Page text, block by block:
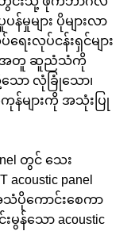
မှုများ ပိုများလာ
ေးလုပ်ငန်းရှင်များ
နှင့်အတူ ဆူညံသံကို
သော လုံခြုံသော၊
များကို အသုံးပြု
တွင် သေး
acoustic panel
ပိုကောင်းစေကာ
သော acoustic